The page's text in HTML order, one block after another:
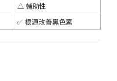
△ 輔助性
✅ 根源改善黑色素